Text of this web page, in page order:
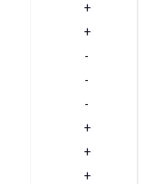
+
+
-
-
-
+
+
+